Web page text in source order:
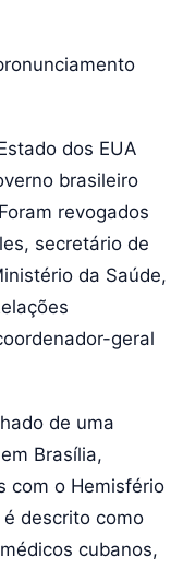
dos EUA
brasileiro
revogados
secretário de
da Saúde,
geral
de uma
Brasília,
com o Hemisfério
descrito como
cubanos,